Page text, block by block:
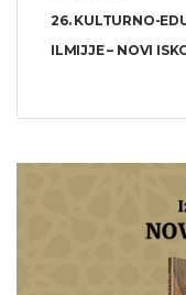
26. KULTURNO-
ILMIJJE – NOVI